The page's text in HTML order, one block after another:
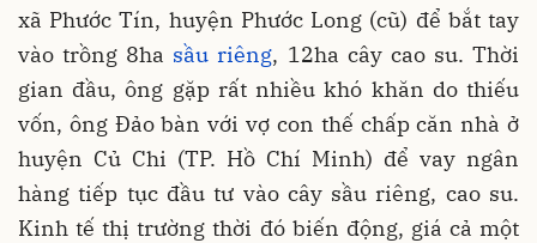
xã Phước Tín, huyện Phước Long (cũ) để bắt tay
vào trồng 8ha sầu riêng, 12ha cây cao su. Thời
gian đầu, ông gặp rất nhiều khó khăn do thiếu
vốn, ông Đảo bàn với vợ con thế chấp căn nhà ở
huyện Củ Chi (TP. Hồ Chí Minh) để vay ngân
hàng tiếp tục đầu tư vào cây sầu riêng, cao su.
Kinh tế thị trường thời đó biến động, giá cả một